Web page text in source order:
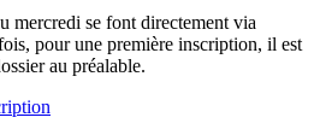
mercredi se font directement via
pour une première inscription, il est
au préalable.